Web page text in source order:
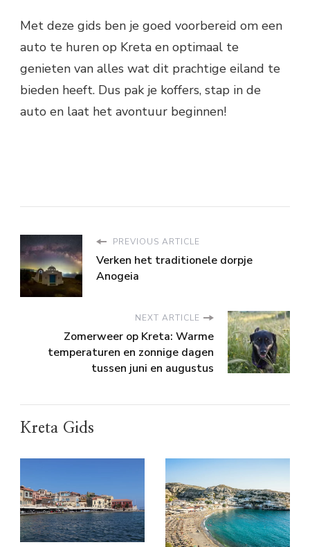
Met deze gids ben je goed voorbereid om een
auto te huren op Kreta en optimaal te
genieten van alles wat dit prachtige eiland te
bieden heeft. Dus pak je koffers, stap in de
auto en laat het avontuur beginnen!
PREVIOUS ARTICLE
Verken het traditionele dorpje
Anogeia
NEXT ARTICLE
Zomerweer op Kreta: Warme
temperaturen en zonnige dagen
tussen juni en augustus
Kreta Gids